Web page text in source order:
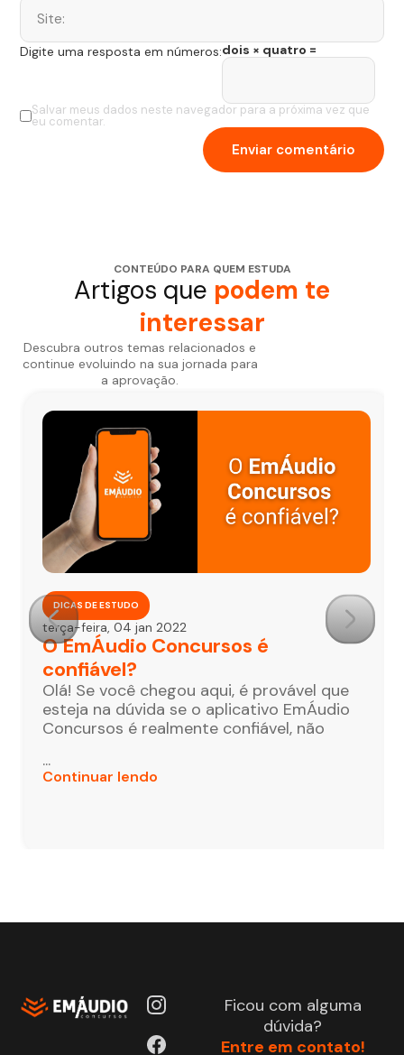
Salvar meus dados neste navegador para a próxima vez que
eu comentar.
Digite uma resposta em números:dois × quatro =
CONTEÚDO PARA QUEM ESTUDA
Artigos que podem te
interessar
Descubra outros temas relacionados e
continue evoluindo na sua jornada para
a aprovação.
DICAS DE ESTUDO
terça-feira, 04 jan 2022
O EmÁudio Concursos é
confiável?
Olá! Se você chegou aqui, é provável que
esteja na dúvida se o aplicativo EmÁudio
Concursos é realmente confiável, não
...
Continuar lendo
Ficou com alguma
dúvida?
Entre em contato!